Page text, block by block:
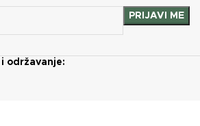
i održavanje: